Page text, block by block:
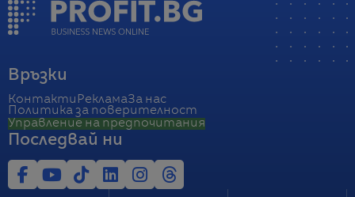
Връзки
Контакти РекламаЗа нас
Политика за поверителност
Управление на предпочитания
Последвай ни